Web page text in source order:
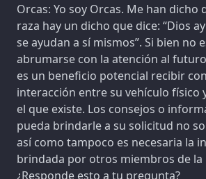
Orcas: Yo soy Orcas. Me han dicho
raza hay un dicho que dice: “Dios
se ayudan a sí mismos”. Si bien no
abrumarse con la atención al
es un beneficio potencial recibir
interacción entre su vehículo físico
el que existe. Los consejos o
pueda brindarle a su solicitud no
así como tampoco es necesaria la
brindada por otros miembros de la
¿Responde esto a tu pregunta?